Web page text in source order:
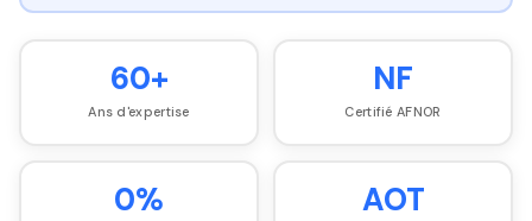
60+
Ans d'expertise
NF
Certifié AFNOR
0% AOT